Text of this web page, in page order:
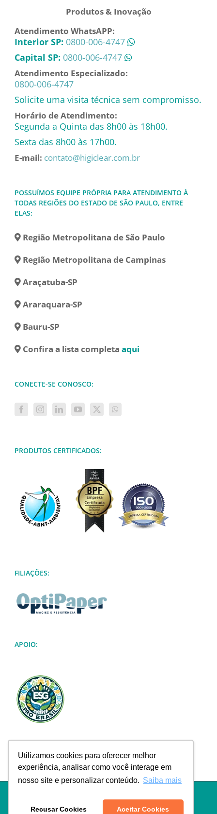
Utilizamos cookies para oferecer melhor
experiência, analisar como você interage em
nosso site e personalizar conteúdo. Saiba mais
Recusar Cookies Aceitar Cookies
Produtos & Inovação
Atendimento WhatsAPP:
Interior SP: 0800-006-4747
Capital SP: 0800-006-4747
Atendimento Especializado:
0800-006-4747
Solicite uma visita técnica sem compromisso.
Horário de Atendimento:
Segunda a Quinta das 8h00 às 18h00.
Sexta das 8h00 às 17h00.
E-mail: contato@higiclear.com.br
POSSUÍMOS EQUIPE PRÓPRIA PARA ATENDIMENTO À
TODAS REGIÕES DO ESTADO DE SÃO PAULO, ENTRE
ELAS:
Região Metropolitana de São Paulo
Região Metropolitana de Campinas
Araçatuba-SP
Araraquara-SP
Bauru-SP
Confira a lista completa aqui
CONECTE-SE CONOSCO:
PRODUTOS CERTIFICADOS:
FILIAÇÕES:
APOIO:
Política de Frete|Empresa|Contato